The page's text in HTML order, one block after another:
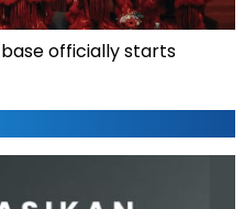
base officially starts